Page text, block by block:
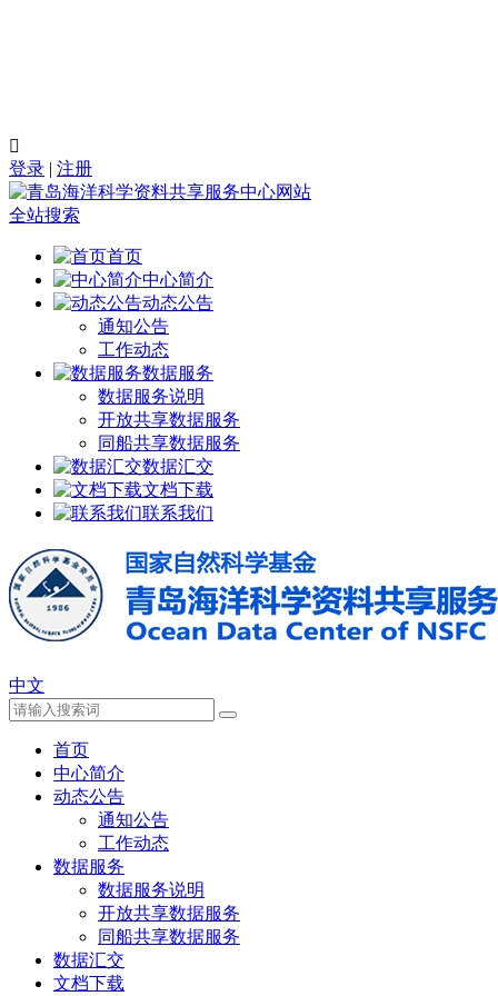

登录 | 注册
全站搜索
首页
中心简介
动态公告
通知公告
工作动态
数据服务
数据服务说明
开放共享数据服务
同船共享数据服务
数据汇交
文档下载
联系我们
中文
首页
中心简介
动态公告
通知公告
工作动态
数据服务
数据服务说明
开放共享数据服务
同船共享数据服务
数据汇交
文档下载